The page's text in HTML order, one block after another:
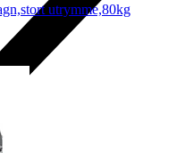
utrymme,80kg